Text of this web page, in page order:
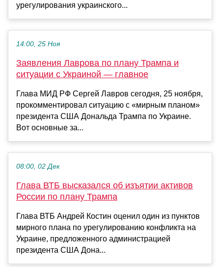
урегулирования украинского...
14:00, 25 Ноя
Заявления Лаврова по плану Трампа и
ситуации с Украиной — главное
Глава МИД РФ Сергей Лавров сегодня, 25 ноября,
прокомментировал ситуацию с «мирным планом»
президента США Дональда Трампа по Украине.
Вот основные за...
08:00, 02 Дек
Глава ВТБ высказался об изъятии активов
России по плану Трампа
Глава ВТБ Андрей Костин оценил один из пунктов
мирного плана по урегулированию конфликта на
Украине, предложенного администрацией
президента США Дона...